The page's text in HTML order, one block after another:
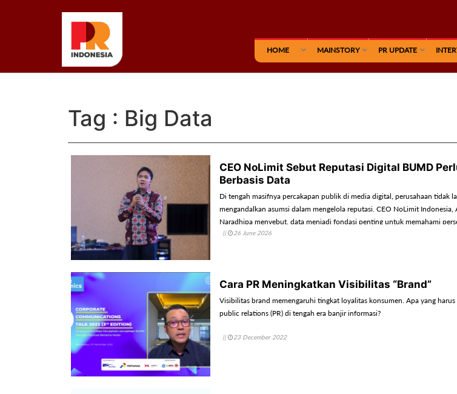
HOME MAINSTORY PR UPDATE
Tag : Big Data
CEO NoLimit Sebut Reputasi Digital BUMD
Berbasis Data
Di tengah masifnya percakapan publik di media digital, perusahaan tidak
mengandalkan asumsi dalam mengelola reputasi. CEO NoLimit Indonesia,
Naradhipa menyebut, data menjadi fondasi penting untuk memahami
sekaligus menentukan strategi komunikasi yang tepat bagi perusahaan.
|| 26 June 2026
Cara PR Meningkatkan Visibilitas “Brand”
Visibilitas brand memengaruhi tingkat loyalitas konsumen. Apa yang
public relations (PR) di tengah era banjir informasi?
|| 23 December 2022